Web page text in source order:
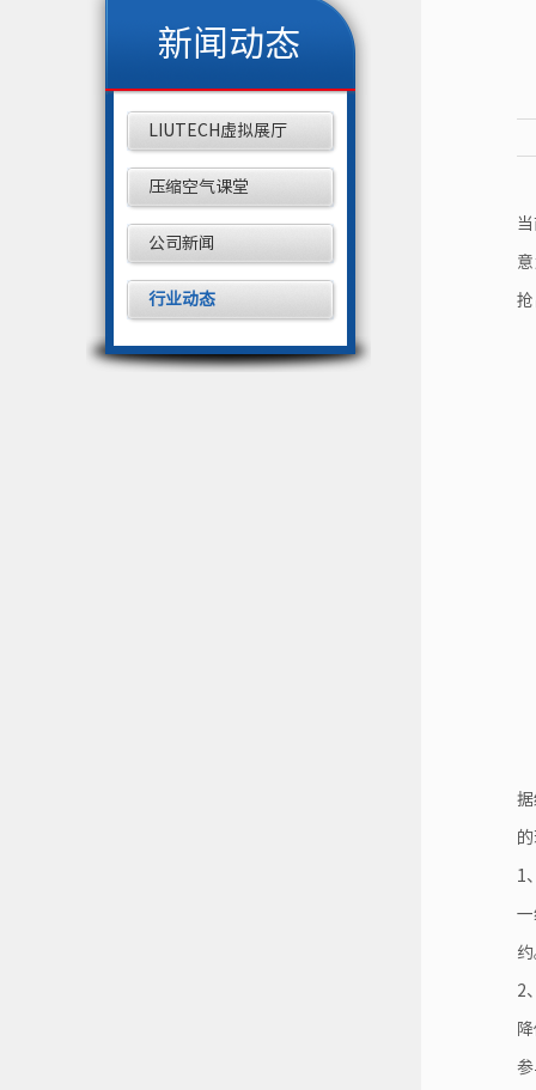
新闻动态
LIUTECH虚拟展厅
压缩空气课堂
公司新闻
行业动态
当
抢
1
约
2
参